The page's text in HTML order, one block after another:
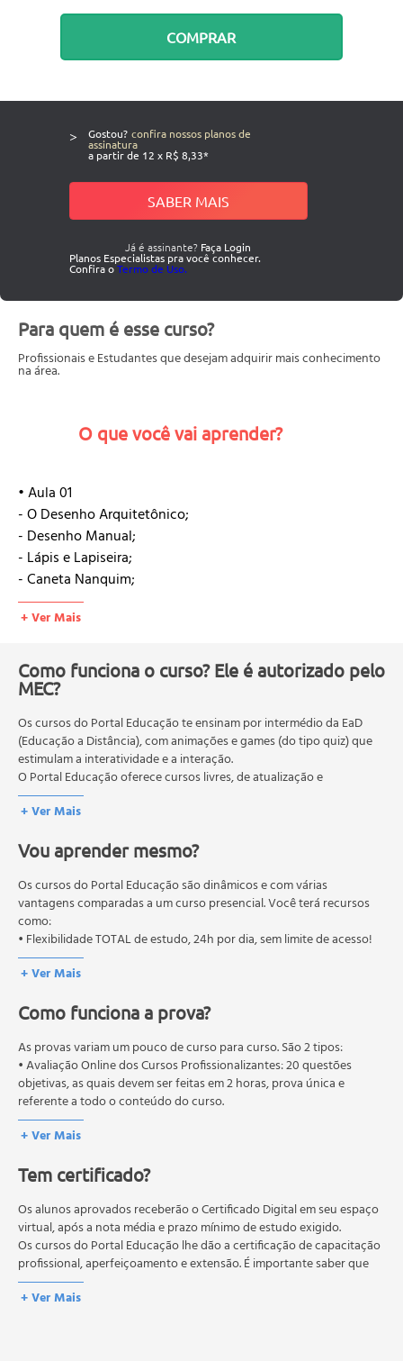
COMPRAR
> Gostou? confira nossos planos de
assinatura
a partir de 12 x R$ 8,33*
SABER MAIS
Já é assinante? Faça Login
Planos Especialistas pra você conhecer.
Confira oTermo de Uso.
Para quem é esse curso?
Profissionais e Estudantes que desejam adquirir mais conhecimento
na área.
O que você vai aprender?
• Aula 01
- O Desenho Arquitetônico;
- Desenho Manual;
- Lápis e Lapiseira;
- Caneta Nanquim;
- Normógrafo e Aranha;
- Papel;
- Compasso;
- Gabaritos;
- Escalímetro;
- Prancha e Régua;
- Desenho Auxiliado por Computador;
- Normas Técnicas;
• Aula 02
- Dimensões e Formatos de Papel;
- Formatos;
- Legenda;
- Posição de Leitura;
- Dobramento;
- O Traço Arquitetônico;
- Escalas;
• Aula 03
- Figuras Geométricas;
- O Terreno;
- Projeto Arquitetônico;
? - A Composição da Planta Baixa;
- Representações de Elementos;
- Representação de Informações;
- Passo a Passo;
• Aula 04
- O Corte;
- Plano de Corte;
+ Ver Mais
Como funciona o curso? Ele é autorizado pelo
MEC?
Os cursos do Portal Educação te ensinam por intermédio da EaD
(Educação a Distância), com animações e games (do tipo quiz) que
estimulam a interatividade e a interação.
O Portal Educação oferece cursos livres, de atualização e
qualificação profissional. São destinados a proporcionar ao
profissional conhecimentos que permitam o desenvolvimento de
O MEC (Ministério da Educação), trata da política nacional de
educação em geral, mas autoriza apenas cursos de graduação e
pós-graduação. Os cursos técnicos e profissionalizantes são
autorizados pelas Secretarias Estaduais de Educação.
+ Ver Mais
Vou aprender mesmo?
Os cursos do Portal Educação são dinâmicos e com várias
vantagens comparadas a um curso presencial. Você terá recursos
como:
• Flexibilidade TOTAL de estudo, 24h por dia, sem limite de acesso!
+ Ver Mais
Como funciona a prova?
As provas variam um pouco de curso para curso. São 2 tipos:
• Avaliação Online dos Cursos Profissionalizantes: 20 questões
objetivas, as quais devem ser feitas em 2 horas, prova única e
referente a todo o conteúdo do curso.
• Avaliação Online dos Cursos Livres: 10 questões objetivas, as quais
devem ser feitas em 1 hora, prova única e referente a todo o
Os estudos, atividades e avaliações devem ser feitos dentro do
A média final deve ser igual ou superior a 60%para a conclusão e
recebimento do certificado digital do curso. Em caso de reprovação,
o aluno poderá realizar novamente a prova dentro do período do
curso quantas vezes desejar. Os cursos gratuitos não possuem nova
prova, atividades reflexivas e descritivas.
+ Ver Mais
Tem certificado?
Os alunos aprovados receberão o Certificado Digital em seu espaço
virtual, após a nota média e prazo mínimo de estudo exigido.
Os cursos do Portal Educação lhe dão a certificação de capacitação
profissional, aperfeiçoamento e extensão. É importante saber que
esses títulos não se equivalem às certificações de cursos técnicos ou
de formação escolar, e não dão o direito de assumir
+ Ver Mais